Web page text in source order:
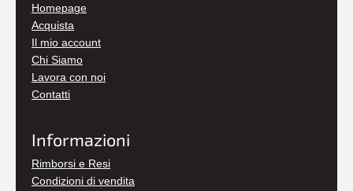
Homepage
Acquista
Il mio account
Chi Siamo
Lavora con noi
Contatti
Informazioni
Rimborsi e Resi
Condizioni di vendita